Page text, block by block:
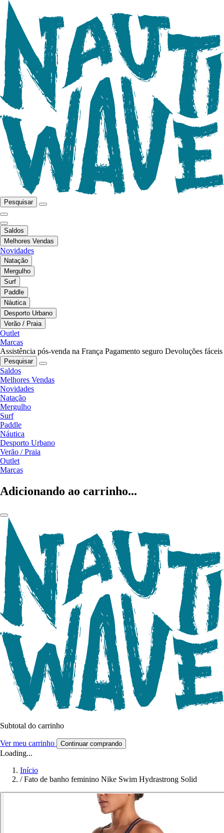
Pesquisar
Saldos
Melhores Vendas
Novidades
Natação
Mergulho
Surf
Paddle
Náutica
Desporto Urbano
Verão / Praia
Outlet
Marcas
Assistência pós-venda na França Pagamento seguro Devoluções fáceis
Pesquisar
Saldos
Melhores Vendas
Novidades
Natação
Mergulho
Surf
Paddle
Náutica
Desporto Urbano
Verão / Praia
Outlet
Marcas
Adicionando ao carrinho...
Subtotal do carrinho
Ver meu carrinho Continuar comprando
Loading...
Início
/ Fato de banho feminino Nike Swim Hydrastrong Solid